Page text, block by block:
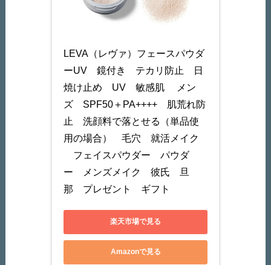
LEVA（レヴァ）フェースパウダ
ーUV　鏡付き　テカリ防止　日
焼け止め　UV　敏感肌 　メン
ズ　SPF50＋PA++++　肌荒れ防
止　洗顔料で落とせる（単品使
用の場合）　毛穴　就活メイク
フェイスパウダー　パウダ
ー　メンズメイク　彼氏　旦
那　プレゼント　ギフト
楽天市場で見る
Amazonで見る